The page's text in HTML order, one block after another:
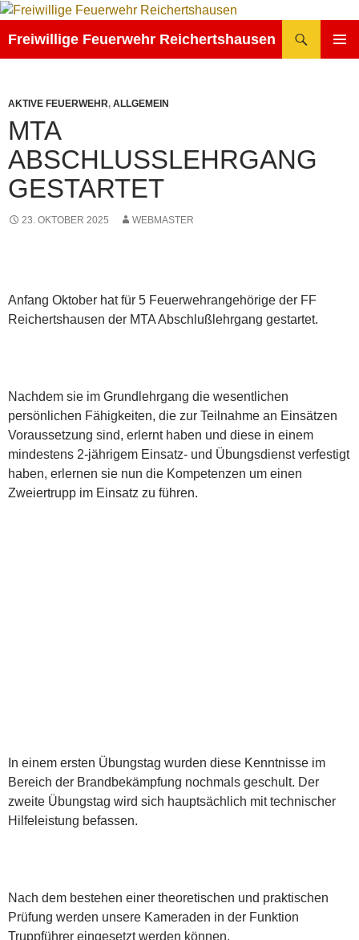
Zum
springen
Freiwillige Feuerwehr Reichertshausen
AKTIVE FEUERWEHR, ALLGEMEIN
MTA
ABSCHLUSSLEHRGANG G
ESTARTET
23. OKTOBER 2025 WEBMASTER
Anfang Oktober hat für 5 Feuerwehrangehörige der FF
Reichertshausen der MTA Abschlußlehrgang gestartet.
Nachdem sie im Grundlehrgang die wesentlichen
persönlichen Fähigkeiten, die zur Teilnahme an Einsätzen
Voraussetzung sind, erlernt haben und diese in einem
mindestens 2-jährigem Einsatz- und Übungsdienst verfestigt
haben, erlernen sie nun die Kompetenzen um einen
Zweiertrupp im Einsatz zu führen.
In einem ersten Übungstag wurden diese Kenntnisse im
Bereich der Brandbekämpfung nochmals geschult. Der
zweite Übungstag wird sich hauptsächlich mit technischer
Hilfeleistung befassen.
Nach dem bestehen einer theoretischen und praktischen
Prüfung werden unsere Kameraden in der Funktion
Truppführer eingesetzt werden können.